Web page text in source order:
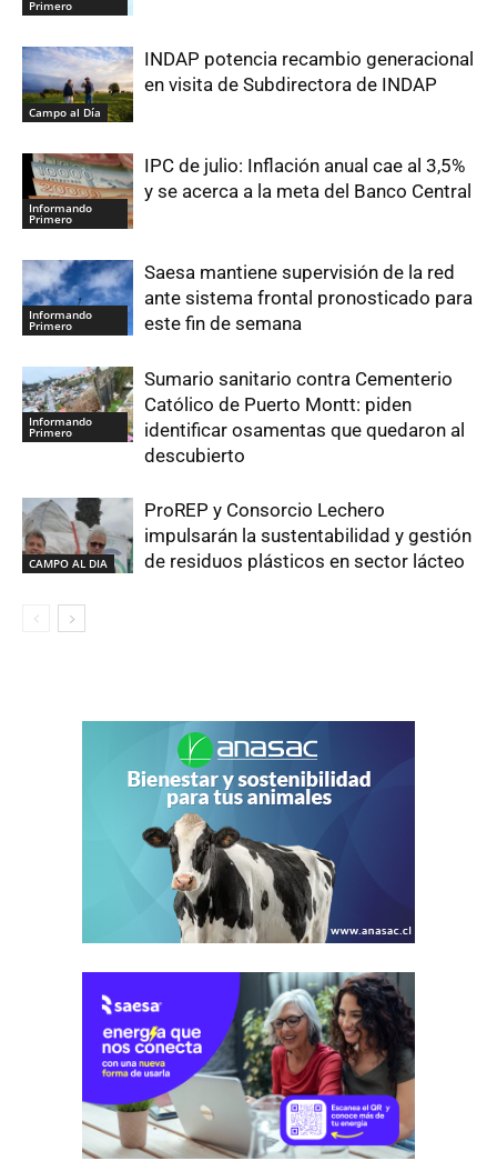
Primero
Campo al Día
INDAP potencia recambio generacional
en visita de Subdirectora de INDAP
Informando
Primero
IPC de julio: Inflación anual cae al 3,5%
y se acerca a la meta del Banco Central
Informando
Primero
Saesa mantiene supervisión de la red
ante sistema frontal pronosticado para
este fin de semana
Informando
Primero
Sumario sanitario contra Cementerio
Católico de Puerto Montt: piden
identificar osamentas que quedaron al
descubierto
CAMPO AL DIA
ProREP y Consorcio Lechero
impulsarán la sustentabilidad y gestión
de residuos plásticos en sector lácteo